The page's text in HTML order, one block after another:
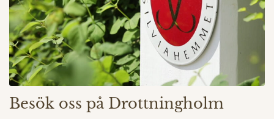
Besök oss på Drottningholm